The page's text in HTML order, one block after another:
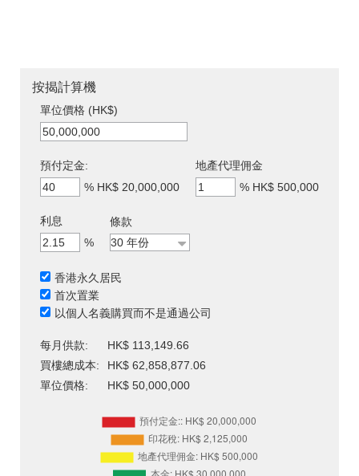
按揭計算機
單位價格 (HK$)
預付定金:
% HK$ 20,000,000
地產代理佣金
% HK$ 500,000
利息
%
條款
香港永久居民
首次置業
以個人名義購買而不是通過公司
每月供款:
HK$ 113,149.66
買樓總成本:
HK$ 62,858,877.06
單位價格:
HK$ 50,000,000